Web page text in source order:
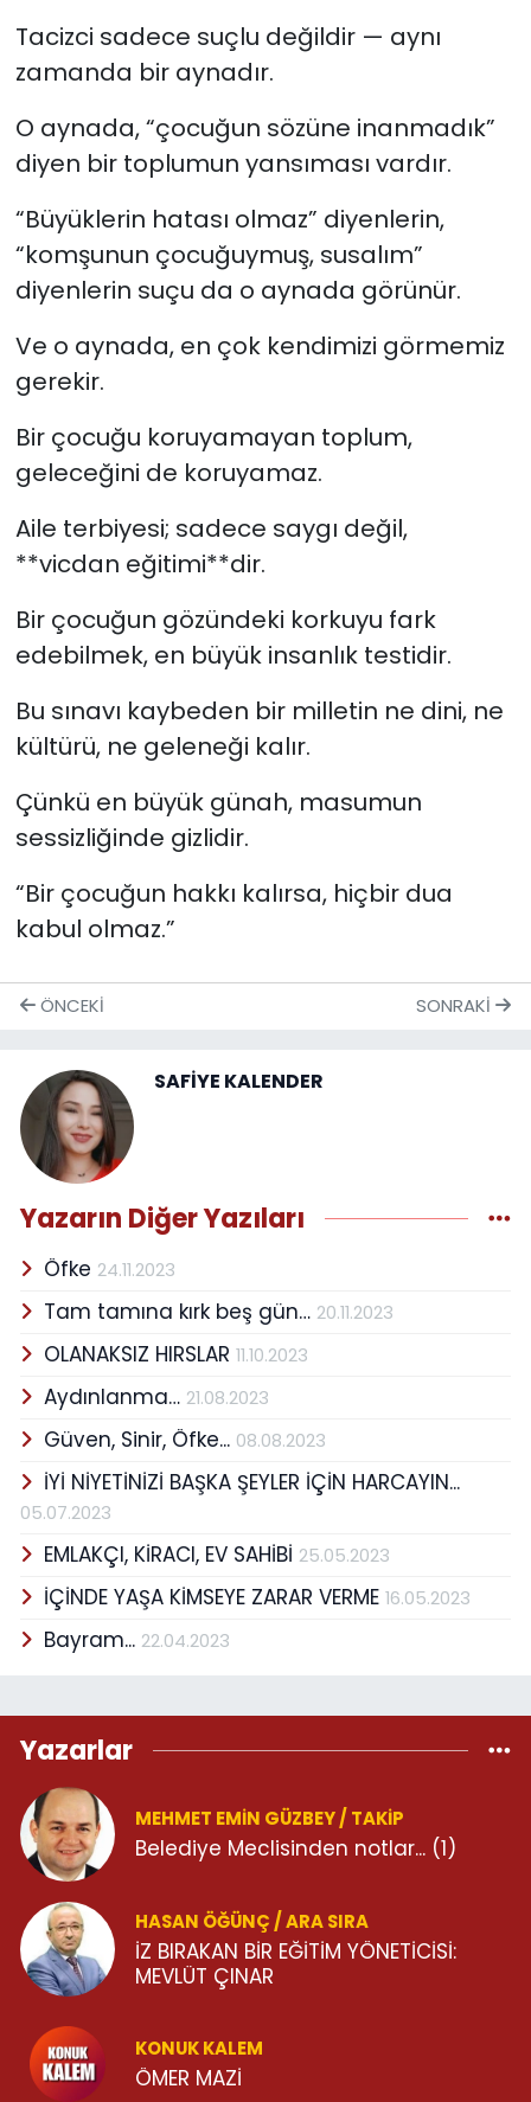
Tacizci sadece suçlu değildir — aynı
zamanda bir aynadır.
O aynada, “çocuğun sözüne inanmadık”
diyen bir toplumun yansıması vardır.
“Büyüklerin hatası olmaz” diyenlerin,
“komşunun çocuğuymuş, susalım”
diyenlerin suçu da o aynada görünür.
Ve o aynada, en çok kendimizi görmemiz
gerekir.
Bir çocuğu koruyamayan toplum,
geleceğini de koruyamaz.
Aile terbiyesi; sadece saygı değil,
**vicdan eğitimi**dir.
Bir çocuğun gözündeki korkuyu fark
edebilmek, en büyük insanlık testidir.
Bu sınavı kaybeden bir milletin ne dini, ne
kültürü, ne geleneği kalır.
Çünkü en büyük günah, masumun
sessizliğinde gizlidir.
“Bir çocuğun hakkı kalırsa, hiçbir dua
kabul olmaz.”
ÖNCEKI SONRAKI
SAFİYE KALENDER
Yazarın Diğer Yazıları
Öfke 24.11.2023
Tam tamına kırk beş gün… 20.11.2023
OLANAKSIZ HIRSLAR 11.10.2023
Aydınlanma… 21.08.2023
Güven, Sinir, Öfke... 08.08.2023
İYİ NİYETİNİZİ BAŞKA ŞEYLER İÇİN HARCAYIN...
05.07.2023
EMLAKÇI, KİRACI, EV SAHİBİ 25.05.2023
İÇİNDE YAŞA KİMSEYE ZARAR VERME 16.05.2023
Bayram... 22.04.2023
Yazarlar
MEHMET EMİN GÜZBEY / TAKİP
Belediye Meclisinden notlar... (1)
HASAN ÖĞÜNÇ / ARA SIRA
İZ BIRAKAN BİR EĞİTİM YÖNETİCİSİ:
MEVLÜT ÇINAR
KONUK KALEM
ÖMER MAZİ